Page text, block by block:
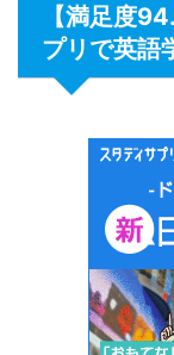
【満足度
プリで英語